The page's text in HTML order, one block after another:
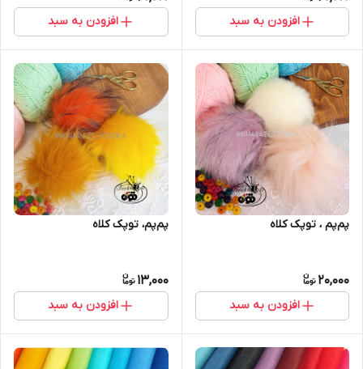
افزودن به سبد افزودن به سبد
پم‌پم ، توپک کلاه
20,000
افزودن به سبد
پم‌پم، توپک کلاه
13,000
افزودن به سبد